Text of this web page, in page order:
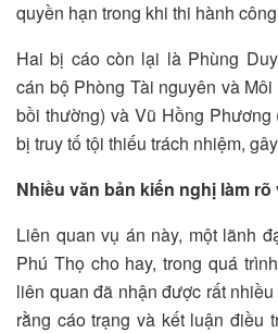
quyền hạn trong khi thi hành
Hai bị cáo còn lại là Phùng
cán bộ Phòng Tài nguyên và
bồi thường) và Vũ Hồng Phương
bị truy tố tội thiếu trách nhiệm,
Nhiều văn bản kiến nghị làm
Liên quan vụ án này, một lãnh
Phú Thọ cho hay, trong quá
liên quan đã nhận được rất
rằng cáo trạng và kết luận điều